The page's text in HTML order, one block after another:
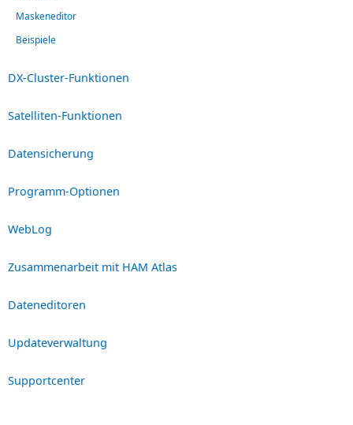
Maskeneditor
Beispiele
DX-Cluster-Funktionen
Satelliten-Funktionen
Datensicherung
Programm-Optionen
WebLog
Zusammenarbeit mit HAM Atlas
Dateneditoren
Updateverwaltung
Supportcenter